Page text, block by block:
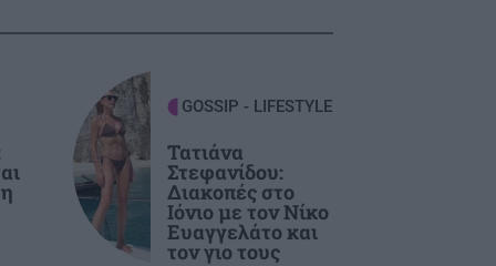
GOSSIP - LIFESTYLE
Τατιάνα
Στεφανίδου:
Διακοπές στο
Ιόνιο με τον Νίκο
Ευαγγελάτο και
τον γιο τους